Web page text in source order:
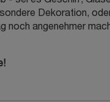
Dekoration,
angenehmer